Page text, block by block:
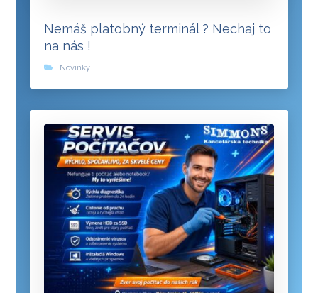
Nemáš platobný terminál ? Nechaj to
na nás !
Novinky